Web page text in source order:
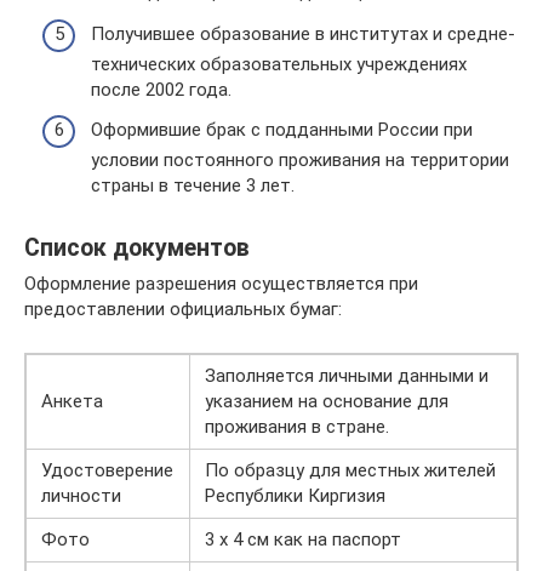
Получившее образование в институтах и средне-
технических образовательных учреждениях
после 2002 года.
Оформившие брак с подданными России при
условии постоянного проживания на территории
страны в течение 3 лет.
Список документов
Оформление разрешения осуществляется при
предоставлении официальных бумаг:
Анкета
Заполняется личными данными и
указанием на основание для
проживания в стране.
Удостоверение
личности
По образцу для местных жителей
Республики Киргизия
Фото
3 х 4 см как на паспорт